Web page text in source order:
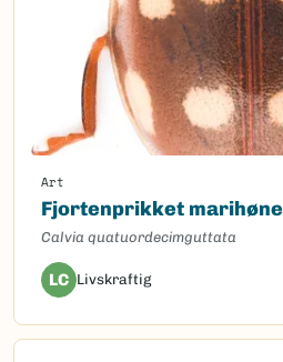
Art
Fjortenprikket marihøne
Calvia quatuordecimguttata
LC Livskraftig